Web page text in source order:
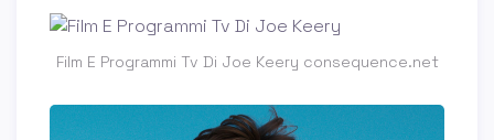
Film E Programmi Tv Di Joe Keery consequence.net